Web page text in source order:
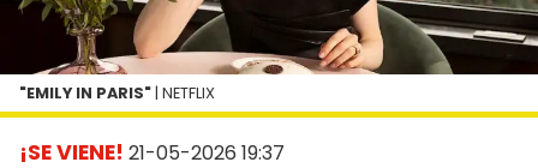
¡SE VIENE! 21-05-2026 19:37
"EMILY IN PARIS" | NETFLIX